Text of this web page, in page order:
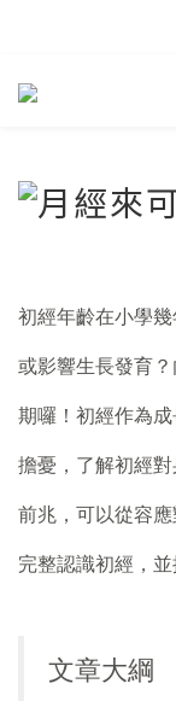
新會員享
新會員享
初經年齡在小學
或影響生長發育
期囉！初經作為
擔憂，了解初經
前兆，可以從容
完整認識初經，並
文章大綱